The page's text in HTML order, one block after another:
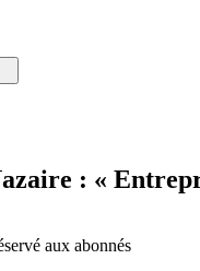
: «
aux abonnés